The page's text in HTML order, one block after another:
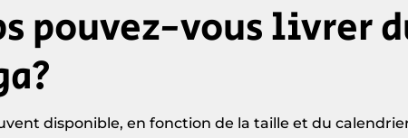
pouvez-vous livrer
disponible, en fonction de la taille et du